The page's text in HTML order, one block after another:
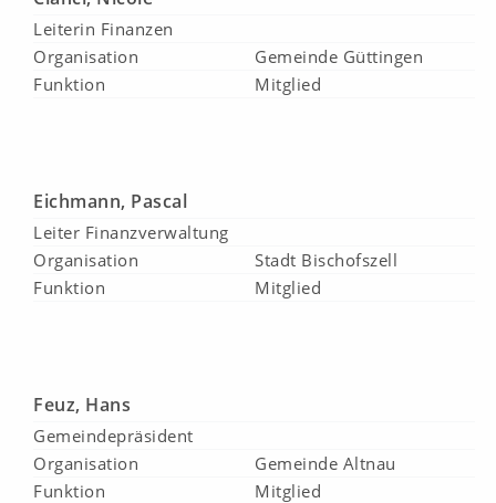
Leiterin Finanzen
Organisation
Gemeinde Güttingen
Funktion
Mitglied
Eichmann, Pascal
Leiter Finanzverwaltung
Organisation
Stadt Bischofszell
Funktion
Mitglied
Feuz, Hans
Gemeindepräsident
Organisation
Gemeinde Altnau
Funktion
Mitglied